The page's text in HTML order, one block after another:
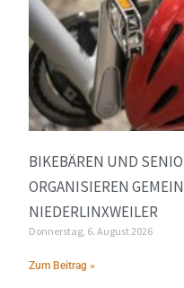
BIKEBÄREN UND
ORGANISIEREN
NIEDERLINXWEILER
Donnerstag, 6. August 2026
Zum Beitrag »